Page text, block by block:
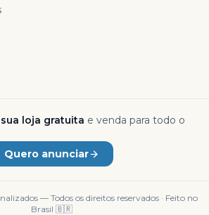
sua loja gratuita e venda para todo o
Quero anunciar
— Todos os direitos reservados · Feito no
Brasil 🇧🇷